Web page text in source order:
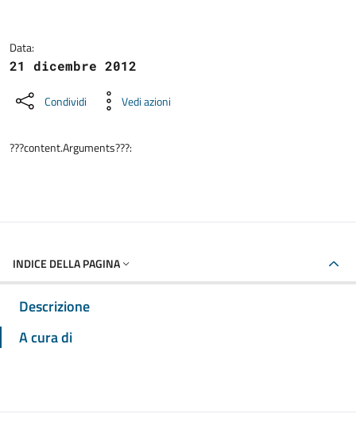
Data:
21 dicembre 2012
Condividi Vedi azioni
???content.Arguments???:
INDICE DELLA PAGINA
Descrizione
A cura di